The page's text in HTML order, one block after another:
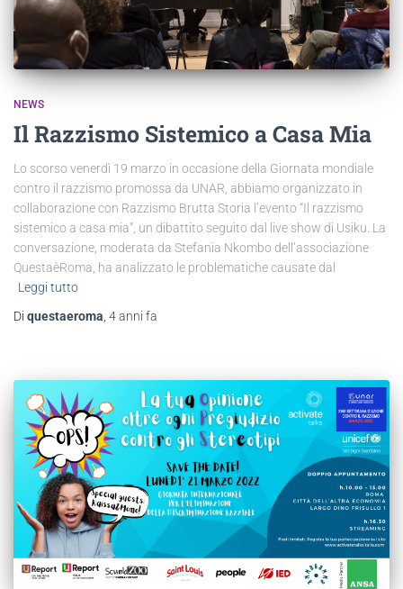
NEWS
Il Razzismo Sistemico a Casa Mia
Lo scorso venerdì 19 marzo in occasione della Giornata mondiale
contro il razzismo promossa da UNAR, abbiamo organizzato in
collaborazione con Razzismo Brutta Storia l’evento “Il razzismo
sistemico a casa mia”, un dibattito seguito dal live show di Usiku. La
conversazione, moderata da Stefania Nkombo dell’associazione
QuestaèRoma, ha analizzato le problematiche causate dal
Leggi tutto
Di questaeroma 4 anni fa